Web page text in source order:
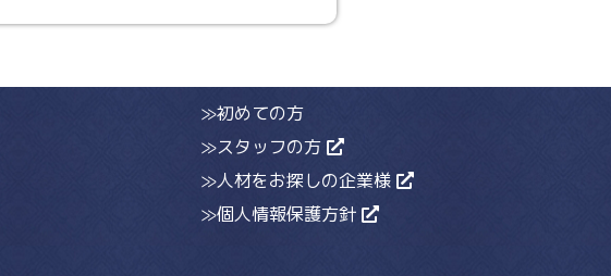
≫初めての方
≫スタッフの方
≫人材をお探しの企業様
≫個人情報保護方針